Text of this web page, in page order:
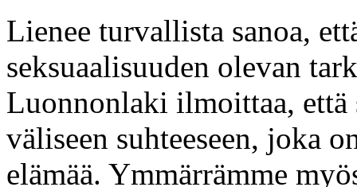
Lienee turvallista sanoa,
seksuaalisuuden olevan
Luonnonlaki ilmoittaa, että
väliseen suhteeseen, joka
elämää. Ymmärrämme